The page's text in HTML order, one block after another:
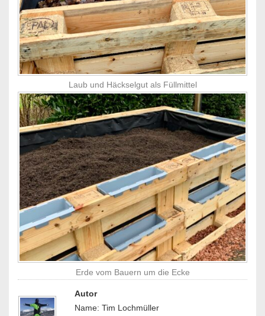
Laub und Häckselgut als Füllmittel
Erde vom Bauern um die Ecke
Autor
Name: Tim Lochmüller